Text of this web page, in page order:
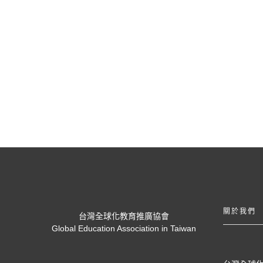
台灣全球化教育推廣協會
Global Education Association in Taiwan
關於我們